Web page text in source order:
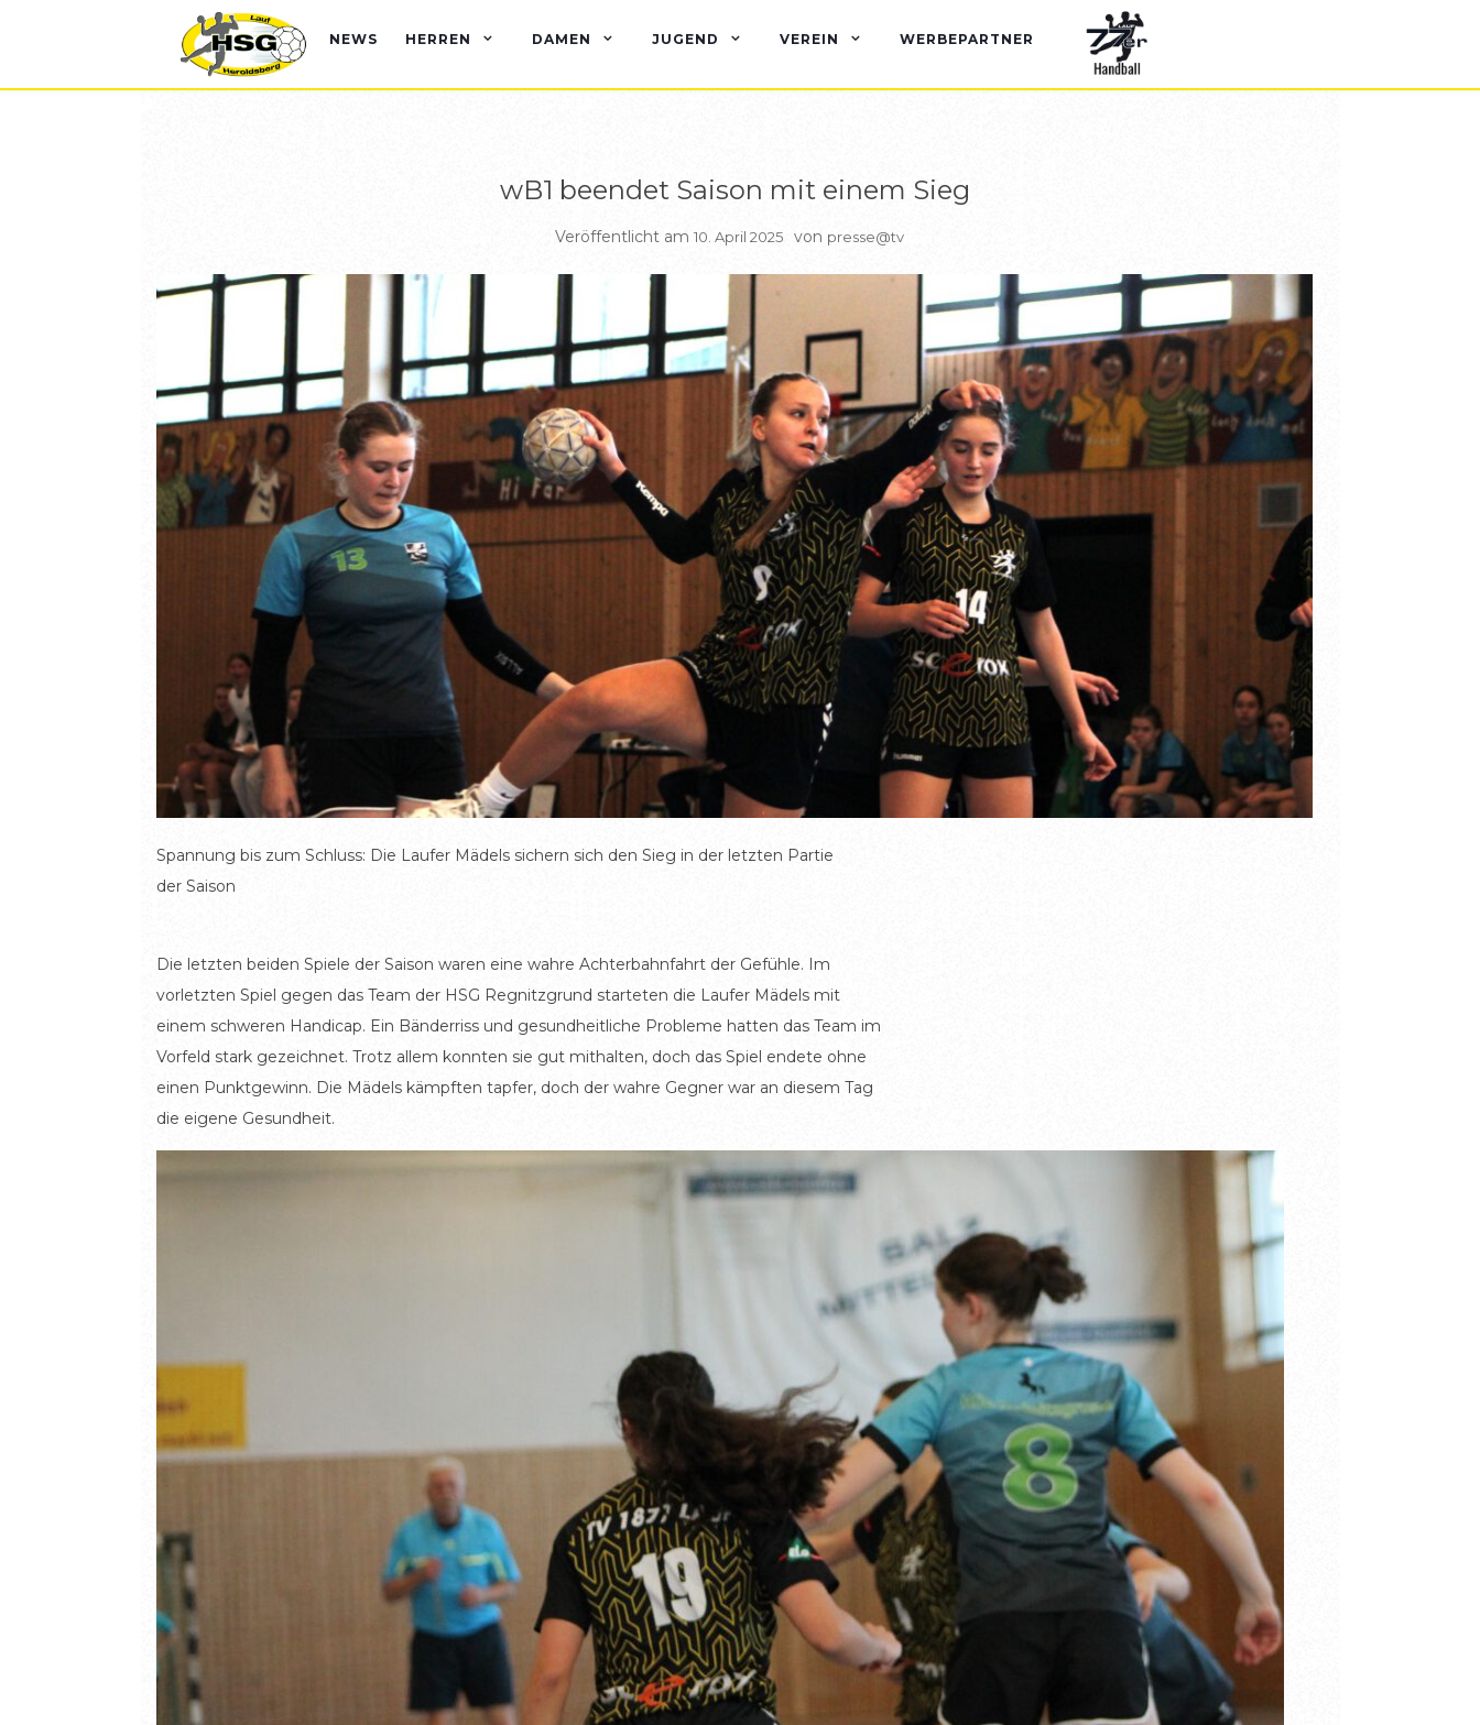
NEWS HERREN DAMEN JUGEND VEREIN WERBEPARTNER
wB1 beendet Saison mit einem Sieg
Veröffentlicht am 10. April 2025 von presse@tv
Spannung bis zum Schluss: Die Laufer Mädels sichern sich den Sieg in der letzten Partie
der Saison
Die letzten beiden Spiele der Saison waren eine wahre Achterbahnfahrt der Gefühle. Im
vorletzten Spiel gegen das Team der HSG Regnitzgrund starteten die Laufer Mädels mit
einem schweren Handicap. Ein Bänderriss und gesundheitliche Probleme hatten das Team im
Vorfeld stark gezeichnet. Trotz allem konnten sie gut mithalten, doch das Spiel endete ohne
einen Punktgewinn. Die Mädels kämpften tapfer, doch der wahre Gegner war an diesem Tag
die eigene Gesundheit.